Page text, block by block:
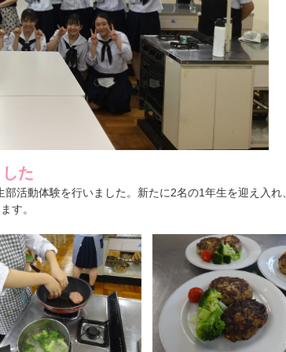
た
活動体験を行いました。新たに2名の1年生を迎え入れ
す。